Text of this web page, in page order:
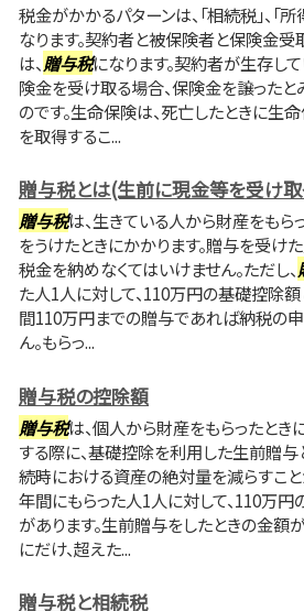
税金がかかるパターンは、「相続税」、「所
なります。契約者と被保険者と保険金
は、贈与税になります。契約者が生存し
険金を受け取る場合、保険金を譲ったと
のです。生命保険は、死亡したときに生
を取得するこ...
贈与税とは(生前に現金等を受け
贈与税は、生きている人から財産をもら
をうけたときにかかります。贈与を受け
税金を納めなくてはいけません。ただし、
た人1人に対して、110万円の基礎控除額
間110万円までの贈与であれば納税の
ん。もらっ...
贈与税の控除額
贈与税は、個人から財産をもらったとき
する際に、基礎控除を利用した生前贈与
続時における資産の絶対量を減らすこと
年間にもらった人1人に対して、110万
があります。生前贈与をしたときの金
にだけ、超えた...
贈与税と相続税